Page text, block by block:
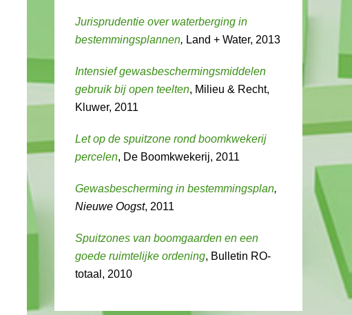
Jurisprudentie over waterberging in
bestemmingsplannen, Land + Water, 2013
Intensief gewasbeschermingsmiddelen
gebruik bij open teelten, Milieu & Recht,
Kluwer, 2011
Let op de spuitzone rond boomkwekerij
percelen, De Boomkwekerij, 2011
Gewasbescherming in bestemmingsplan,
Nieuwe Oogst, 2011
Spuitzones van boomgaarden en een
goede ruimtelijke ordening, Bulletin RO-
totaal, 2010